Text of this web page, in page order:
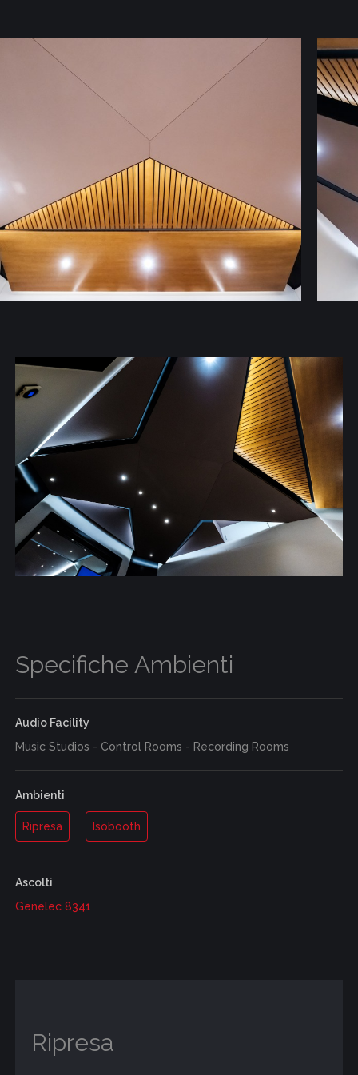
Specifiche Ambienti
Audio Facility
Music Studios - Control Rooms - Recording Rooms
Ambienti
Ripresa Isobooth
Ascolti
Genelec 8341
Ripresa